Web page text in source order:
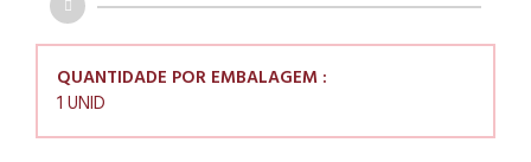
QUANTIDADE POR EMBALAGEM :
1 UNID